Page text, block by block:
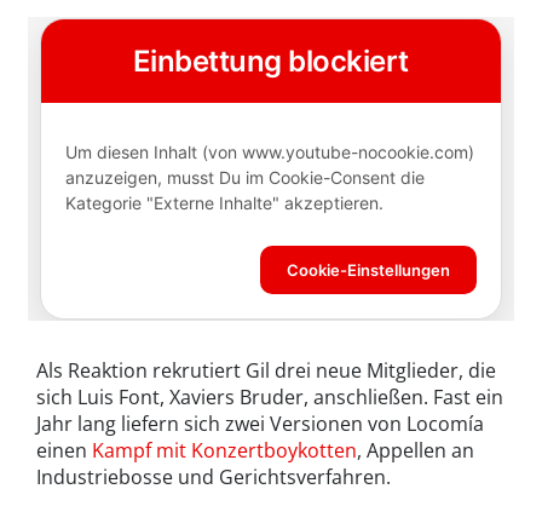
Als Reaktion rekrutiert Gil drei neue Mitglieder, die
sich Luis Font, Xaviers Bruder, anschließen. Fast ein
Jahr lang liefern sich zwei Versionen von Locomía
einen Kampf mit Konzertboykotten, Appellen an
Industriebosse und Gerichtsverfahren.